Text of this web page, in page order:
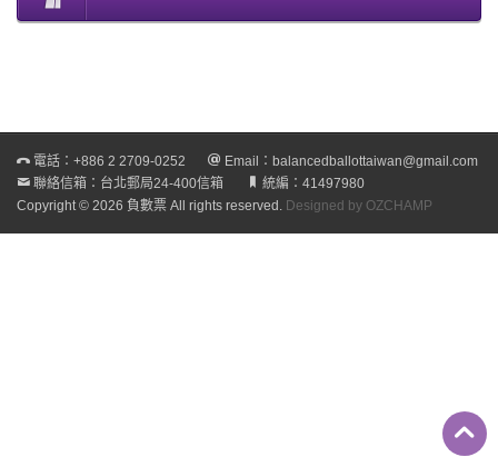
電話： +886 2 2709-0252 Email： balancedballottaiwan@gmail.com
聯絡信箱：台北郵局24-400信箱
統編：41497980
Copyright © 2026 負數票 All rights reserved. Designed by OZCHAMP